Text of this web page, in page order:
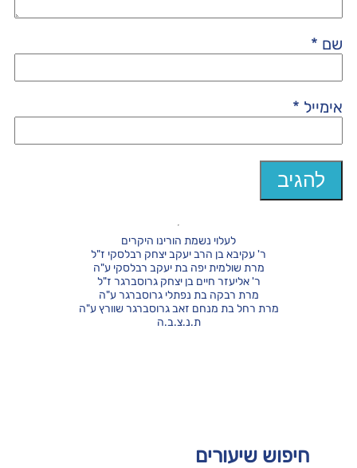
שם *
אימייל *
חיפוש שיעורים
לעלוי נשמת הורינו היקרים
ר' עקיבא בן הרב יעקב יצחק רבלסקי ז"ל
מרת שולמית יפה בת יעקב רבלסקי ע"ה
ר' אליעזר חיים בן יצחק גרוסברגר ז"ל
מרת רבקה בת נפתלי גרוסברגר ע"ה
מרת רחל בת מנחם זאב גרוסברגר שוורץ ע"ה
ת.נ.צ.ב.ה